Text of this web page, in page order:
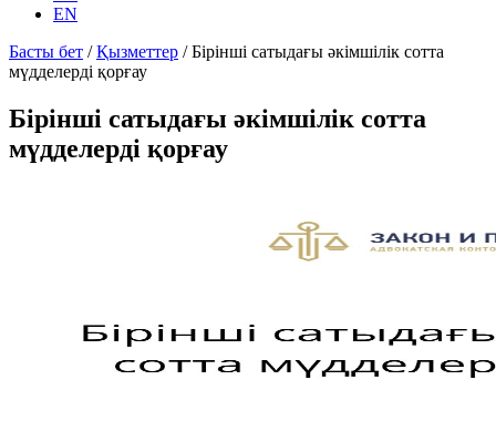
EN
Басты бет /Қызметтер /Бірінші сатыдағы әкімшілік сотта
мүдделерді қорғау
Бірінші сатыдағы әкімшілік сотта
мүдделерді қорғау